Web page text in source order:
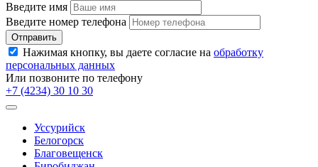
Введите имя
Введите номер телефона
Отправить
Нажимая кнопку, вы даете согласие на обработку
персональных данных
Или позвоните по телефону
+7 (4234) 30 10 30
Уссурийск
Белогорск
Благовещенск